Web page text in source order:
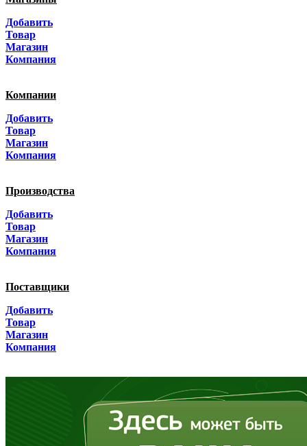
Волгоградская область
Вологодская область
Добавить
Товар
Магазин
Компания
Компании
Добавить
Товар
Магазин
Компания
Производства
Добавить
Товар
Магазин
Компания
Поставщики
Добавить
Товар
Магазин
Компания